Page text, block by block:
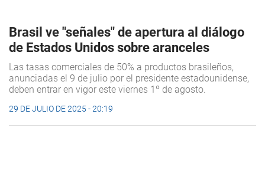
Brasil ve "señales" de apertura al diálogo
de Estados Unidos sobre aranceles
Las tasas comerciales de 50% a productos brasileños,
anunciadas el 9 de julio por el presidente estadounidense,
deben entrar en vigor este viernes 1º de agosto.
29 DE JULIO DE 2025 - 20:19